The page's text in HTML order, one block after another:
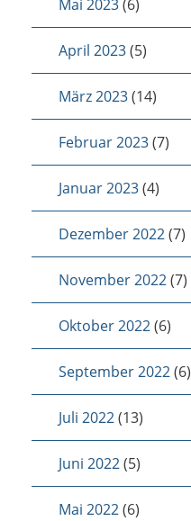
Mai 2023(6)
April 2023(5)
März 2023(14)
Februar 2023(7)
Januar 2023(4)
Dezember 2022(7)
November 2022(7)
Oktober 2022(6)
September 2022(6)
Juli 2022(13)
Juni 2022(5)
Mai 2022(6)